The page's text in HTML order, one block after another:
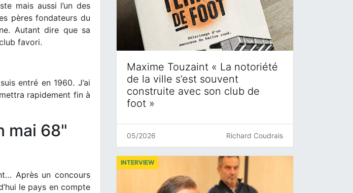
mais aussi l’un des
pères fondateurs du
Autant dire que sa
favori.
entré en 1960. J’ai
rapidement fin à
mai 68"
Après un concours
le pays en compte
Maxime Touzaint « La notoriété
de la ville s’est souvent
construite avec son club de
foot »
05/2026 Richard Coudrais
INTERVIEW